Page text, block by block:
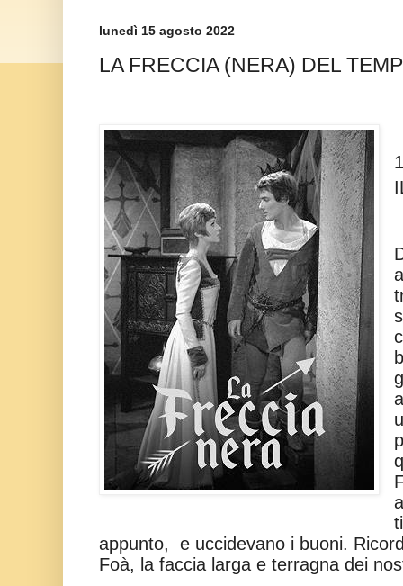
lunedì 15 agosto 2022
LA FRECCIA (NERA) DEL
appunto,
e uccidevano i buoni.
Foà, la faccia larga e terragna dei